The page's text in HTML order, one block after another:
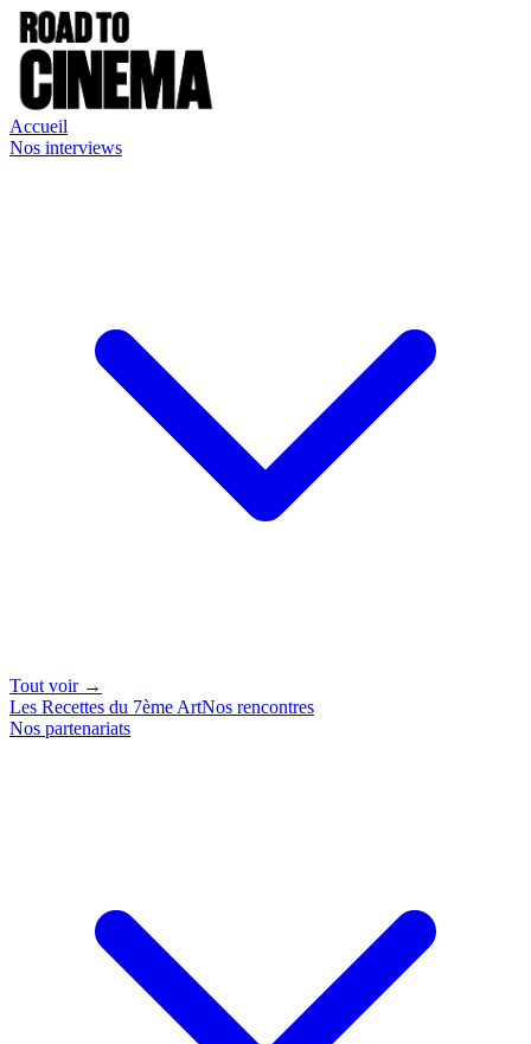
Accueil
Nos interviews
Tout voir →
Les Recettes du 7ème ArtNos rencontres
Nos partenariats